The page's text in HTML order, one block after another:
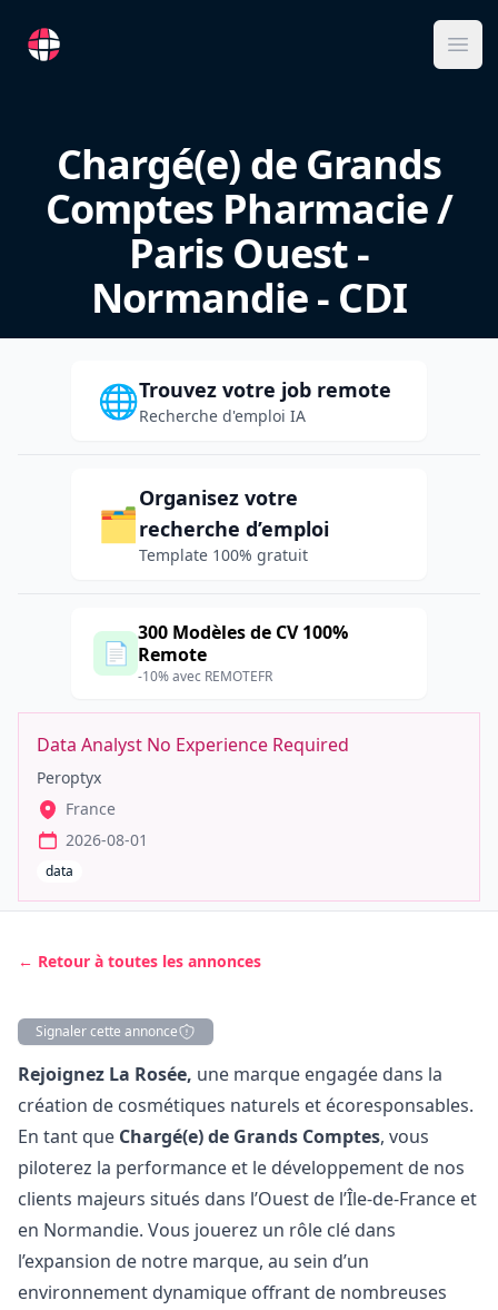
RemoteFR
Chargé(e) de Grands
Comptes Pharmacie /
Paris Ouest -
Normandie - CDI
🌐Trouvez votre job remote
Recherche d'emploi IA
🗂️
Organisez votre
recherche d’emploi
Template 100% gratuit
📄
300 Modèles de CV 100%
Remote
-10% avec REMOTEFR
Data Analyst No Experience Required
Peroptyx
France
2026-08-01
data
← Retour à toutes les annonces
Signaler cette annonce
Description
Rejoignez La Rosée, une marque engagée dans la
création de cosmétiques naturels et écoresponsables.
En tant que Chargé(e) de Grands Comptes, vous
piloterez la performance et le développement de nos
clients majeurs situés dans l’Ouest de l’Île-de-France et
en Normandie. Vous jouerez un rôle clé dans
l’expansion de notre marque, au sein d’un
environnement dynamique offrant de nombreuses